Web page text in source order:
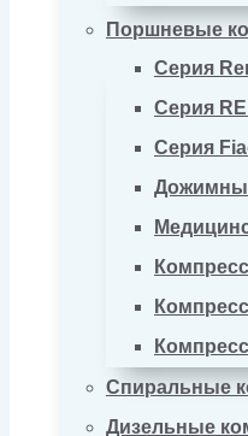
Поршневые
Серия
Серия
Серия
Спиральные
Дизельные